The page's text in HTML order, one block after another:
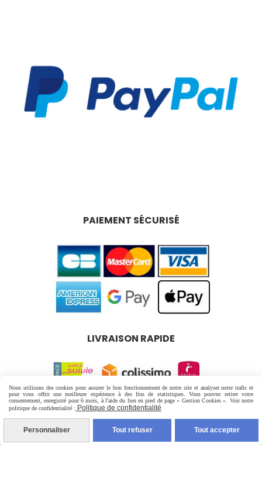
PAIEMENT SÉCURISÉ
LIVRAISON RAPIDE
Mentions Légales
Conditions générales de vente
Politique de confidentialité
Gestion cookies
Nous utilisons des cookies pour assurer le bon fonctionnement de notre site et analyser notre trafic et
pour vous offrir une meilleure expérience à des fins de statistiques. Vous pouvez retirer votre
consentement, enregistré pour 6 mois, à l'aide du lien en pied de page « Gestion Cookies ». Voir notre
politique de confidentialité : Politique de confidentialité
Personnaliser Tout refuser Tout accepter